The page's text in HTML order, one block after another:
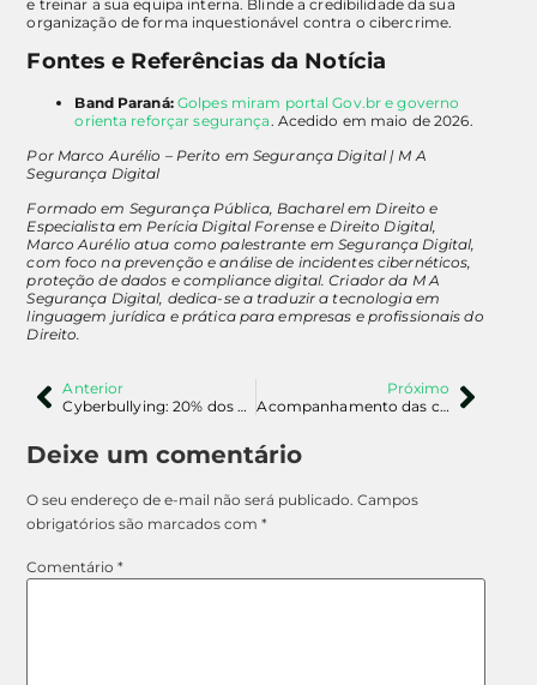
e treinar a sua equipa interna. Blinde a credibilidade da sua
organização de forma inquestionável contra o cibercrime.
Fontes e Referências da Notícia
Band Paraná: Golpes miram portal Gov.br e governo
orienta reforçar segurança . Acedido em maio de 2026.
Por Marco Aurélio – Perito em Segurança Digital | M A
Segurança Digital
Formado em Segurança Pública, Bacharel em Direito e
Especialista em Perícia Digital Forense e Direito Digital,
Marco Aurélio atua como palestrante em Segurança Digital,
com foco na prevenção e análise de incidentes cibernéticos,
proteção de dados e compliance digital. Criador da M A
Segurança Digital, dedica-se a traduzir a tecnologia em
linguagem jurídica e prática para empresas e profissionais do
Direito.
Anterior
Cyberbullying: 20% dos pais ignoram se os filhos já foram vítimas
Próximo
Acompanhamento das crianças na internet: o caso da IA e o abuso oculto
Deixe um comentário
O seu endereço de e-mail não será publicado. Campos
obrigatórios são marcados com*
Comentário*